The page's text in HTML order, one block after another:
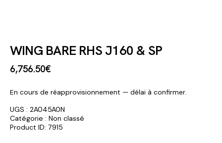
WING BARE RHS J160 & SP
6,756.50€
En cours de réapprovisionnement — délai à confirmer.
UGS : 2A045A0N
Catégorie : Non classé
Product ID: 7915